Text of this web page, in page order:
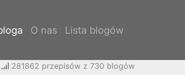
O nas Lista blogów
281862 przepisów z 730 blogów